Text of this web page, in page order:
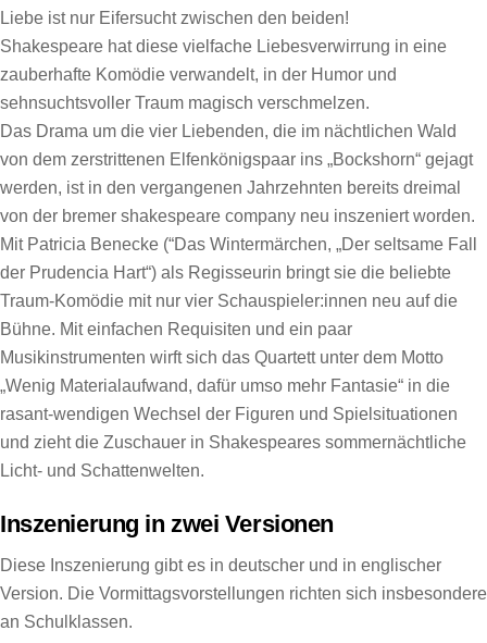
Liebe ist nur Eifersucht zwischen den beiden!
Shakespeare hat diese vielfache Liebesverwirrung in eine
zauberhafte Komödie verwandelt, in der Humor und
sehnsuchtsvoller Traum magisch verschmelzen.
Das Drama um die vier Liebenden, die im nächtlichen Wald
von dem zerstrittenen Elfenkönigspaar ins „Bockshorn“ gejagt
werden, ist in den vergangenen Jahrzehnten bereits dreimal
von der bremer shakespeare company neu inszeniert worden.
Mit Patricia Benecke (“Das Wintermärchen, „Der seltsame Fall
der Prudencia Hart“) als Regisseurin bringt sie die beliebte
Traum-Komödie mit nur vier Schauspieler:innen neu auf die
Bühne. Mit einfachen Requisiten und ein paar
Musikinstrumenten wirft sich das Quartett unter dem Motto
„Wenig Materialaufwand, dafür umso mehr Fantasie“ in die
rasant-wendigen Wechsel der Figuren und Spielsituationen
und zieht die Zuschauer in Shakespeares sommernächtliche
Licht- und Schattenwelten.
Inszenierung in zwei Versionen
Diese Inszenierung gibt es in deutscher und in englischer
Version. Die Vormittagsvorstellungen richten sich insbesondere
an Schulklassen.